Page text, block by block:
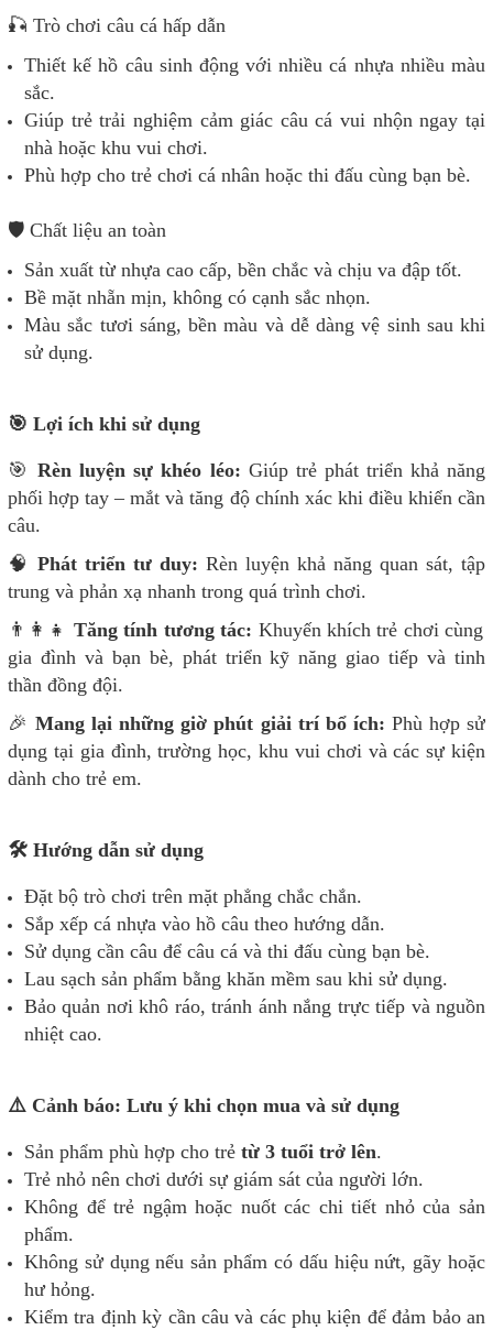
🎣 Trò chơi câu cá hấp dẫn
Thiết kế hồ câu sinh động với nhiều cá nhựa nhiều màu
sắc.
Giúp trẻ trải nghiệm cảm giác câu cá vui nhộn ngay tại
nhà hoặc khu vui chơi.
Phù hợp cho trẻ chơi cá nhân hoặc thi đấu cùng bạn bè.
🛡️ Chất liệu an toàn
Sản xuất từ nhựa cao cấp, bền chắc và chịu va đập tốt.
Bề mặt nhẵn mịn, không có cạnh sắc nhọn.
Màu sắc tươi sáng, bền màu và dễ dàng vệ sinh sau khi
sử dụng.
🎯 Lợi ích khi sử dụng
🎯Rèn luyện sự khéo léo: Giúp trẻ phát triển khả năng
phối hợp tay – mắt và tăng độ chính xác khi điều khiển cần
câu.
🧠 Phát triển tư duy: Rèn luyện khả năng quan sát, tập
trung và phản xạ nhanh trong quá trình chơi.
👨‍👩‍👧 Tăng tính tương tác: Khuyến khích trẻ chơi cùng
gia đình và bạn bè, phát triển kỹ năng giao tiếp và tinh
thần đồng đội.
🎉Mang lại những giờ phút giải trí bổ ích: Phù hợp sử
dụng tại gia đình, trường học, khu vui chơi và các sự kiện
dành cho trẻ em.
🛠️ Hướng dẫn sử dụng
Đặt bộ trò chơi trên mặt phẳng chắc chắn.
Sắp xếp cá nhựa vào hồ câu theo hướng dẫn.
Sử dụng cần câu để câu cá và thi đấu cùng bạn bè.
Lau sạch sản phẩm bằng khăn mềm sau khi sử dụng.
Bảo quản nơi khô ráo, tránh ánh nắng trực tiếp và nguồn
nhiệt cao.
⚠️ Cảnh báo: Lưu ý khi chọn mua và sử dụng
Sản phẩm phù hợp cho trẻ từ 3 tuổi trở lên.
Trẻ nhỏ nên chơi dưới sự giám sát của người lớn.
Không để trẻ ngậm hoặc nuốt các chi tiết nhỏ của sản
phẩm.
Không sử dụng nếu sản phẩm có dấu hiệu nứt, gãy hoặc
hư hỏng.
Kiểm tra định kỳ cần câu và các phụ kiện để đảm bảo an